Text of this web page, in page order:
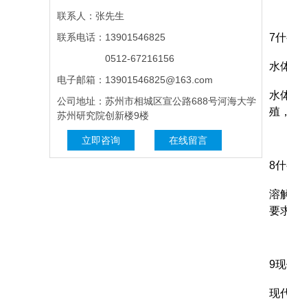
联系人：张先生
联系电话：13901546825
0512-67216156
电子邮箱：13901546825@163.com
公司地址：苏州市相城区宣公路688号河海大学
苏州研究院创新楼9楼
立即咨询 在线留言
7
水
水
殖
8
溶
要
9
现